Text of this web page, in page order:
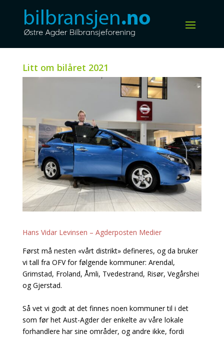
Litt om bilåret 2021
Hans Vidar Levinsen – Agderposten Medier
Først må nesten «vårt distrikt» defineres, og da bruker
vi tall fra OFV for følgende kommuner: Arendal,
Grimstad, Froland, Åmli, Tvedestrand, Risør, Vegårshei
og Gjerstad.
Så vet vi godt at det finnes noen kommuner til i det
som før het Aust-Agder der enkelte av våre lokale
forhandlere har sine områder, og andre ikke, fordi